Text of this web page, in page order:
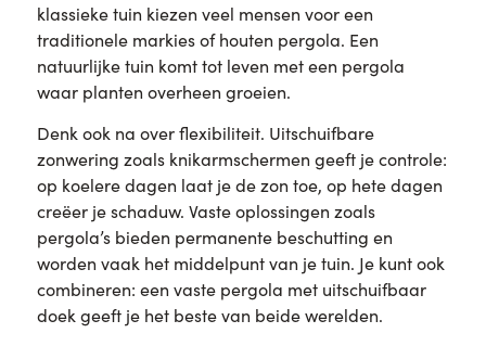
klassieke tuin kiezen veel mensen voor een
traditionele markies of houten pergola. Een
natuurlijke tuin komt tot leven met een pergola
waar planten overheen groeien.
Denk ook na over flexibiliteit. Uitschuifbare
zonwering zoals knikarmschermen geeft je controle:
op koelere dagen laat je de zon toe, op hete dagen
creëer je schaduw. Vaste oplossingen zoals
pergola’s bieden permanente beschutting en
worden vaak het middelpunt van je tuin. Je kunt ook
combineren: een vaste pergola met uitschuifbaar
doek geeft je het beste van beide werelden.